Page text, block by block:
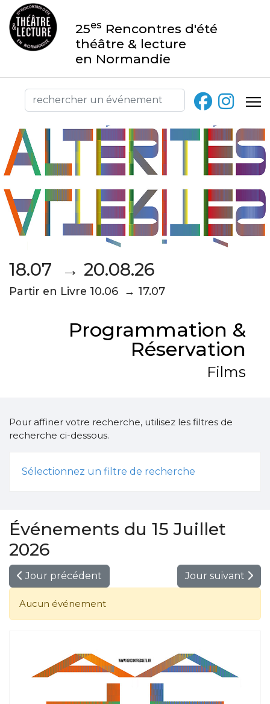
25es Rencontres d'été
théâtre & lecture
en Normandie
18.07 → 20.08.26
Partir en Livre 10.06 → 17.07
Programmation &
Réservation
Films
Pour affiner votre recherche, utilisez les filtres de
recherche ci-dessous.
Sélectionnez un filtre de recherche
Événements du 15 Juillet
2026
Jour précédent Jour suivant
Aucun événement